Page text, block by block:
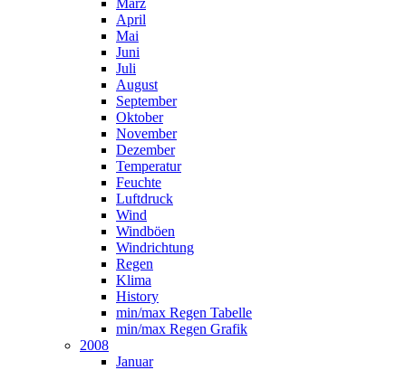
März
April
Mai
Juni
Juli
August
September
Oktober
November
Dezember
Temperatur
Feuchte
Luftdruck
Wind
Windböen
Windrichtung
Regen
Klima
History
min/max Regen Tabelle
min/max Regen Grafik
2008
Januar